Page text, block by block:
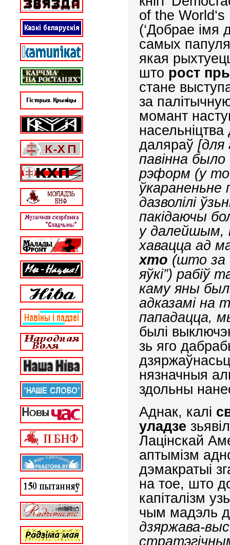
of the World‘s
(‘Добрае імя
самых
якая
што рост
стане
за
момант
даляраў [для
павінна
рэформ (у
ўкараненьне
дазволілі
пакідаючы
у далейшым,
хавацца ад
хто (што за
яўкі”) рабіў
каму яны
адказамі на
пападацца,
былі
зь яго
нязначныя
здольны
Аднак, калі
уладзе
Лацінскай
аптымізм
дэмакратыі
на тое, што
капіталізм
чым мадэль
дзяржава-